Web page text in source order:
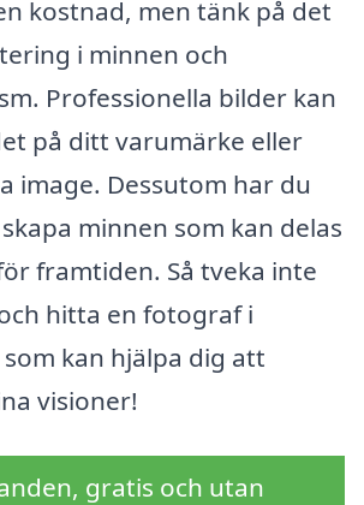
kostnad, men tänk på det
i minnen och
Professionella bilder kan
på ditt varumärke eller
image. Dessutom har du
minnen som kan delas
framtiden. Så tveka inte
hitta en fotograf i
kan hjälpa dig att
visioner!
gratis och utan